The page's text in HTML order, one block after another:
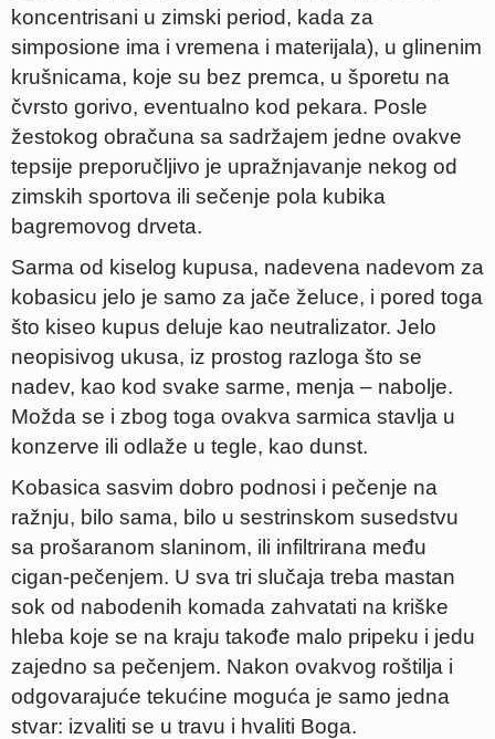
koncentrisani u zimski period, kada za
simposione ima i vremena i materijala), u glinenim
krušnicama, koje su bez premca, u šporetu na
čvrsto gorivo, eventualno kod pekara. Posle
žestokog obračuna sa sadržajem jedne ovakve
tepsije preporučljivo je upražnjavanje nekog od
zimskih sportova ili sečenje pola kubika
bagremovog drveta.
Sarma od kiselog kupusa, nadevena nadevom za
kobasicu jelo je samo za jače želuce, i pored toga
što kiseo kupus deluje kao neutralizator. Jelo
neopisivog ukusa, iz prostog razloga što se
nadev, kao kod svake sarme, menja – nabolje.
Možda se i zbog toga ovakva sarmica stavlja u
konzerve ili odlaže u tegle, kao dunst.
Kobasica sasvim dobro podnosi i pečenje na
ražnju, bilo sama, bilo u sestrinskom susedstvu
sa prošaranom slaninom, ili infiltrirana među
cigan-pečenjem. U sva tri slučaja treba mastan
sok od nabodenih komada zahvatati na kriške
hleba koje se na kraju takođe malo pripeku i jedu
zajedno sa pečenjem. Nakon ovakvog roštilja i
odgovarajuće tekućine moguća je samo jedna
stvar: izvaliti se u travu i hvaliti Boga.